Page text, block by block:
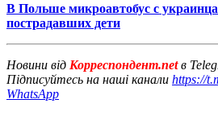
В Польше микроавтобус с
пострадавших дети
Новини від Корреспондент.netв
Підписуйтесь на наші канали https://
WhatsApp